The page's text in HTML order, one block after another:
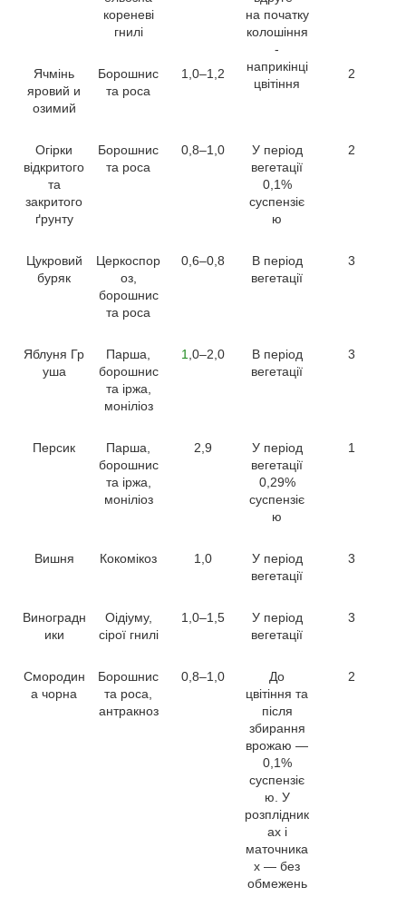
кореневі
гнилі
на початку
колошіння
-
наприкінці
цвітіння
Ячмінь
яровий и
озимий
Борошнис
та роса
1,0–1,2 2
Огірки
відкритого
та
закритого
ґрунту
Борошнис
та роса
0,8–1,0
У період
вегетації
0,1%
суспензіє
ю
2
Цукровий
буряк
Церкоспор
оз,
борошнис
та роса
0,6–0,8
В період
вегетації
3
Яблуня Гр
уша
Парша,
борошнис
та іржа,
моніліоз
1 ,0–2,0
В період
вегетації
3
Персик
Парша,
борошнис
та іржа,
моніліоз
2,9
У період
вегетації
0,29%
суспензіє
ю
1
Вишня Кокомікоз 1,0
У період
вегетації
3
Виноградн
ики
Оідіуму,
сірої гнилі
1,0–1,5
У період
вегетації
3
Смородин
а чорна
Борошнис
та роса,
антракноз
0,8–1,0
До
цвітіння та
після
збирання
врожаю ―
0,1%
суспензіє
ю. У
розплідник
ах і
маточника
х ― без
обмежень
2